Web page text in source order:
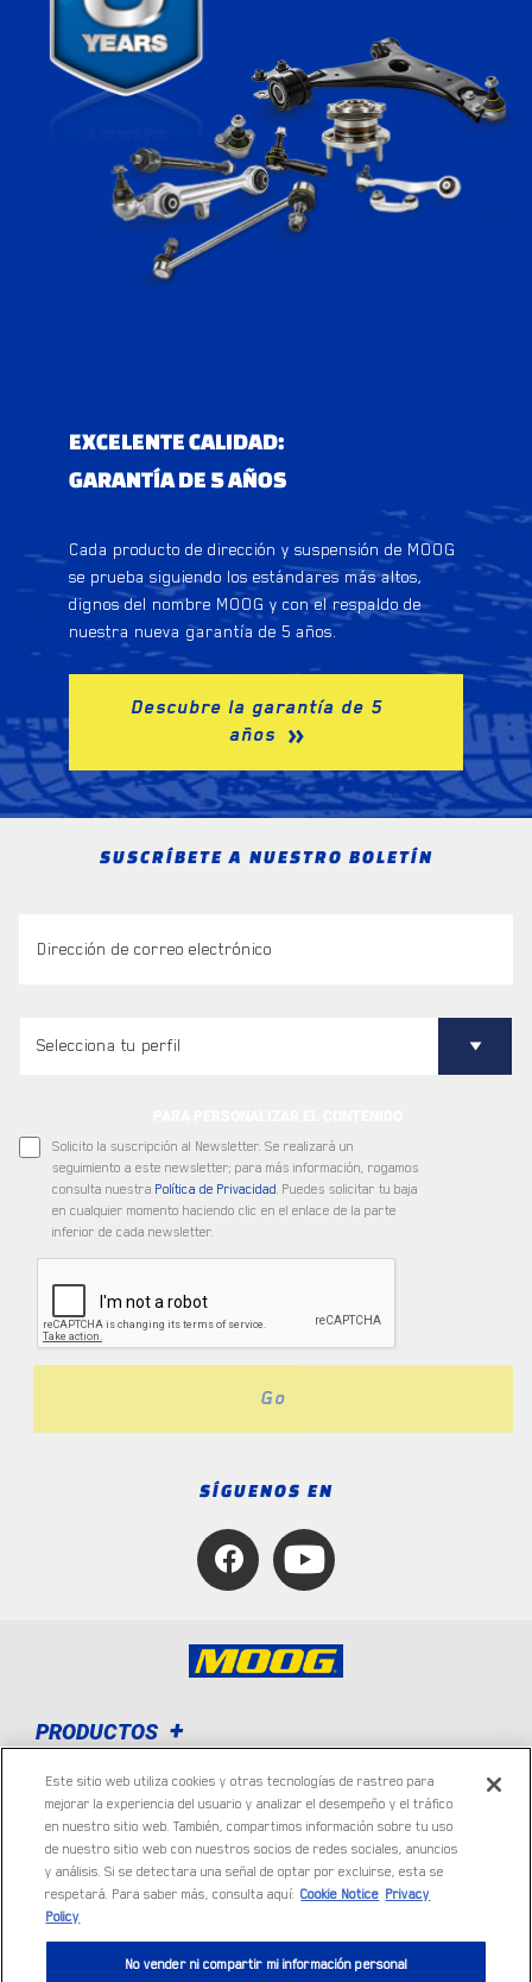
EXCELENTE CALIDAD:
GARANTÍA DE 5 AÑOS
Cada producto de dirección y suspensión de MOOG
se prueba siguiendo los estándares más altos,
dignos del nombre MOOG y con el respaldo de
nuestra nueva garantía de 5 años.
Descubre la garantía de 5
años
SUSCRÍBETE A NUESTRO BOLETÍN
Solicito la suscripción al Newsletter. Se realizará un
seguimiento a este newsletter; para más información, rogamos
consulta nuestra Política de Privacidad . Puedes solicitar tu baja
en cualquier momento haciendo clic en el enlace de la parte
inferior de cada newsletter.
Go
SÍGUENOS EN
PRODUCTOS
SOPORTE TÉCNICO
BUSCAR MI PIEZA
DÓNDE COMPRAR
Este sitio web utiliza cookies y otras tecnologías de rastreo para
mejorar la experiencia del usuario y analizar el desempeño y el tráfico
en nuestro sitio web. También, compartimos información sobre tu uso
de nuestro sitio web con nuestros socios de redes sociales, anuncios
y análisis. Si se detectara una señal de optar por excluirse, esta se
respetará. Para saber más, consulta aquí: Cookie Notice Privacy
Policy
No vender ni compartir mi información personal